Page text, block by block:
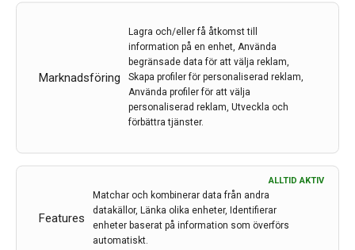
Marknadsföring
Lagra och/eller få åtkomst till
information på en enhet, Använda
begränsade data för att välja reklam,
Skapa profiler för personaliserad reklam,
Använda profiler för att välja
personaliserad reklam, Utveckla och
förbättra tjänster.
Features
ALLTID AKTIV
Matchar och kombinerar data från andra
datakällor, Länka olika enheter, Identifierar
enheter baserat på information som överförs
automatiskt.
Zelano ny chef för forskningscentrumet WCMTM
ny föreståndare för Wallenbergcentrum för molekylär
och translationell medicin (WCMTM)
11 dec 2024